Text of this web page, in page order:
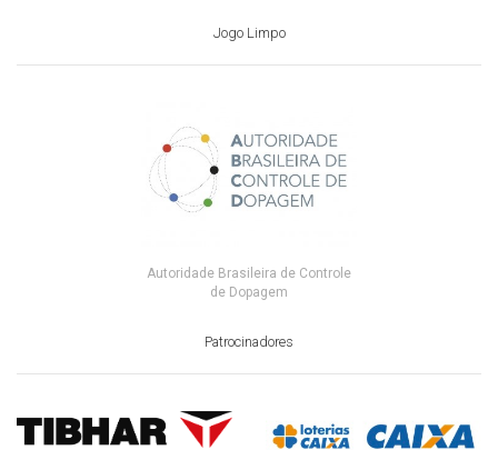
Jogo Limpo
Autoridade Brasileira de Controle
de Dopagem
Patrocinadores